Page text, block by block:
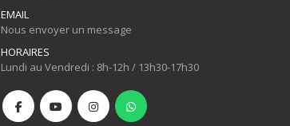
EMAIL
Nous envoyer un message
HORAIRES
Lundi au Vendredi : 8h-12h / 13h30-17h30